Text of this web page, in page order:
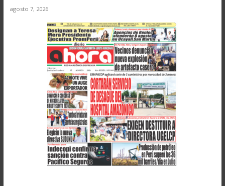
agosto 7, 2026